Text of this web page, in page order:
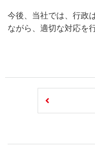
今後、当社では、行政
ながら、適切な対応を